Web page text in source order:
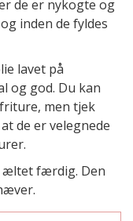
de er nykogte og
inden de fyldes
lavet på
og god. Du kan
men tjek
de er velegnede
æltet færdig. Den